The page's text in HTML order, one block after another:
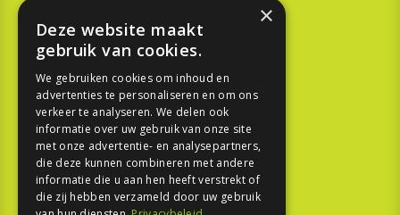
KOOPGIDS
TESTEN
SPORT
REPORTAGE
TOUREN
×
Deze website maakt
gebruik van cookies.
We gebruiken cookies om inhoud en
advertenties te personaliseren en om ons
verkeer te analyseren. We delen ook
informatie over uw gebruik van onze site
met onze advertentie- en analysepartners,
die deze kunnen combineren met andere
informatie die u aan hen heeft verstrekt of
die zij hebben verzameld door uw gebruik